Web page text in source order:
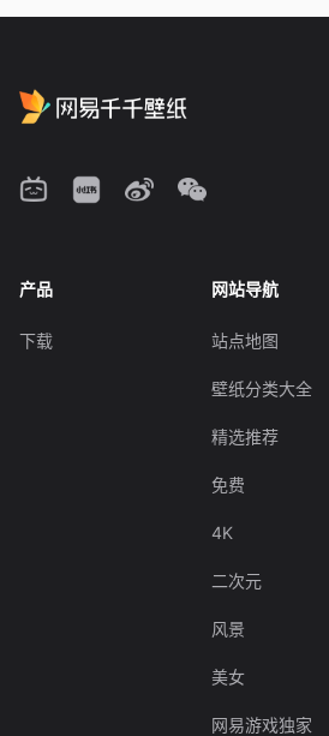
产品
下载
网站导航
站点地图
壁纸分类大全
精选推荐
免费
4K
二次元
风景
美女
网易游戏独家